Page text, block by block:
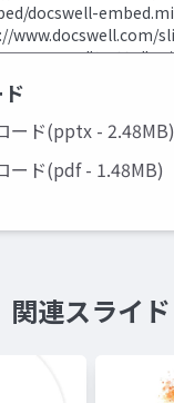
ード(pptx - 2.48MB)
ード(pdf - 1.48MB)
関連スライド